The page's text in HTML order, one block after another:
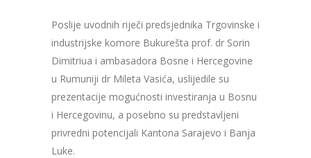
Poslije uvodnih riječi predsjednika Trgovinske i
industrijske komore Bukurešta prof. dr Sorin
Dimitriua i ambasadora Bosne i Hercegovine
u Rumuniji dr Mileta Vasića, uslijedile su
prezentacije mogućnosti investiranja u Bosnu
i Hercegovinu, a posebno su predstavljeni
privredni potencijali Kantona Sarajevo i Banja
Luke.